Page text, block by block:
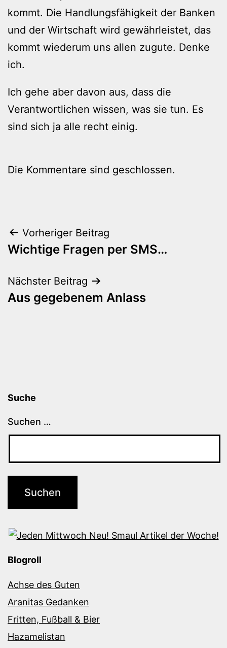
kommt. Die Handlungsfähigkeit der Banken
und der Wirtschaft wird gewährleistet, das
kommt wiederum uns allen zugute. Denke
ich.
Ich gehe aber davon aus, dass die
Verantwortlichen wissen, was sie tun. Es
sind sich ja alle recht einig.
Die Kommentare sind geschlossen.
Beitragsnavigation
Vorheriger Beitrag
Wichtige Fragen per SMS…
Nächster Beitrag
Aus gegebenem Anlass
Suche
Suchen …
Blogroll
Achse des Guten
Aranitas Gedanken
Fritten, Fußball & Bier
Hazamelistan